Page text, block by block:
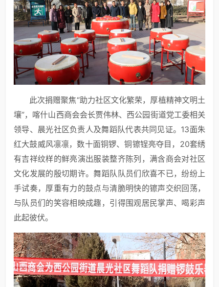
此次捐赠聚焦“助力社区文化繁荣，厚植精神文明土
壤”，喀什山西商会会长贾伟林、西公园街道党工委相关
领导、晨光社区负责人及舞蹈队代表共同见证。13面朱
红大鼓威风凛凛，数十面铜锣、铜镲锃亮夺目，20套绣
有吉祥纹样的鲜亮演出服装整齐陈列，满含商会对社区
文化发展的殷切期许。舞蹈队队员们欣喜不已，纷纷上
手试奏，厚重有力的鼓点与清脆明快的镲声交织回荡，
与队员们的笑容相映成趣，引得围观居民掌声、喝彩声
此起彼伏。